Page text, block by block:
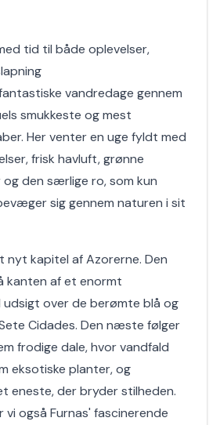
tid til både oplevelser,
vandredage gennem
smukkeste og mest
Her venter en uge fyldt med
frisk havluft, grønne
den særlige ro, som kun
sig gennem naturen i sit
nyt kapitel af Azorerne. Den
kanten af et enormt
udsigt over de berømte blå og
Cidades. Den næste følger
frodige dale, hvor vandfald
eksotiske planter, og
eneste, der bryder stilheden.
vi også Furnas' fascinerende